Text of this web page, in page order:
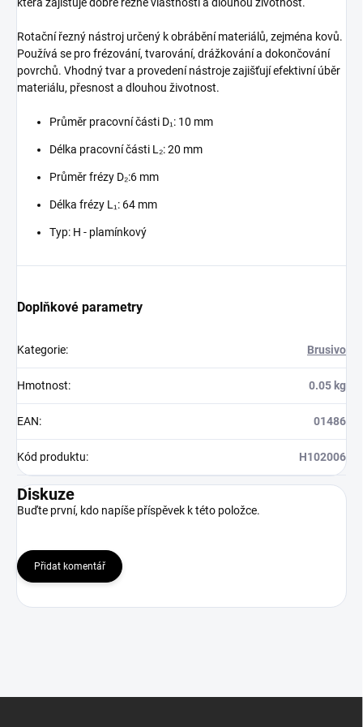
Rotační řezný nástroj určený k obrábění materiálů, zejména kovů.
Používá se pro frézování, tvarování, drážkování a dokončování
povrchů. Vhodný tvar a provedení nástroje zajišťují efektivní úběr
materiálu, přesnost a dlouhou životnost.
Průměr pracovní části D₁: 10 mm
Délka pracovní části L₂: 20 mm
Průměr frézy D₂:6 mm
Délka frézy L₁: 64 mm
Typ: H - plamínkový
Doplňkové parametry
Kategorie: Brusivo
Hmotnost: 0.05 kg
EAN: 01486
Kód produktu: H102006
Diskuze
Buďte první, kdo napíše příspěvek k této položce.
Přidat komentář